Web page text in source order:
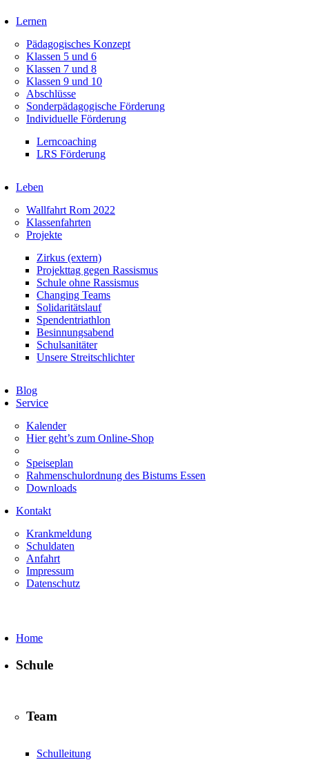
Lernen
Pädagogisches Konzept
Klassen 5 und 6
Klassen 7 und 8
Klassen 9 und 10
Abschlüsse
Sonderpädagogische Förderung
Individuelle Förderung
Lerncoaching
LRS Förderung
Leben
Wallfahrt Rom 2022
Klassenfahrten
Projekte
Zirkus (extern)
Projekttag gegen Rassismus
Schule ohne Rassismus
Changing Teams
Solidaritätslauf
Spendentriathlon
Besinnungsabend
Schulsanitäter
Unsere Streitschlichter
Blog
Service
Kalender
Hier geht’s zum Online-Shop
Speiseplan
Rahmenschulordnung des Bistums Essen
Downloads
Kontakt
Krankmeldung
Schuldaten
Anfahrt
Impressum
Datenschutz
Home
Schule
Team
Schulleitung